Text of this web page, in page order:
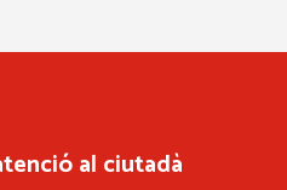
al ciutadà